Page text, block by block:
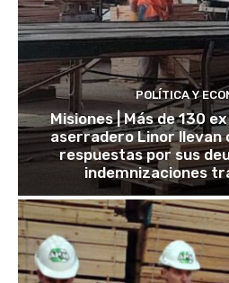
POLÍTICA Y
Misiones | Más de 130
aserradero Linor llevan
respuestas por sus
indemnizaciones